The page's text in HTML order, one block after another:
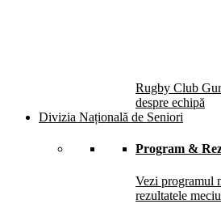
Rugby Club
despre echipă
Divizia Națională de Seniori
Program &
Vezi programul
rezultatele